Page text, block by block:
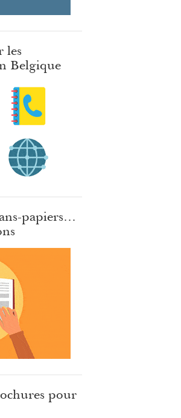
les
Belgique
papiers…
pour